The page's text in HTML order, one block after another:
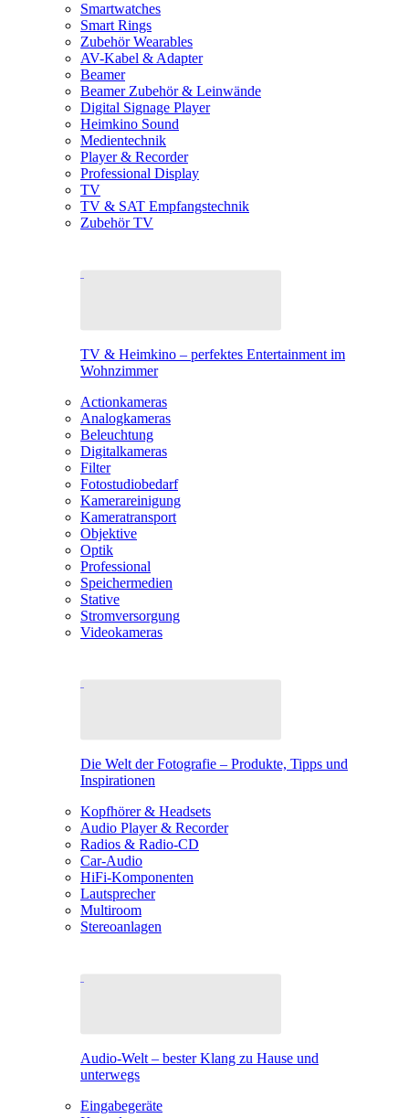
Smartwatches
Smart Rings
Zubehör Wearables
AV-Kabel & Adapter
Beamer
Beamer Zubehör & Leinwände
Digital Signage Player
Heimkino Sound
Medientechnik
Player & Recorder
Professional Display
TV
TV & SAT Empfangstechnik
Zubehör TV
TV & Heimkino – perfektes Entertainment im
Wohnzimmer
Actionkameras
Analogkameras
Beleuchtung
Digitalkameras
Filter
Fotostudiobedarf
Kamerareinigung
Kameratransport
Objektive
Optik
Professional
Speichermedien
Stative
Stromversorgung
Videokameras
Die Welt der Fotografie – Produkte, Tipps und
Inspirationen
Kopfhörer & Headsets
Audio Player & Recorder
Radios & Radio-CD
Car-Audio
HiFi-Komponenten
Lautsprecher
Multiroom
Stereoanlagen
Audio-Welt – bester Klang zu Hause und
unterwegs
Eingabegeräte